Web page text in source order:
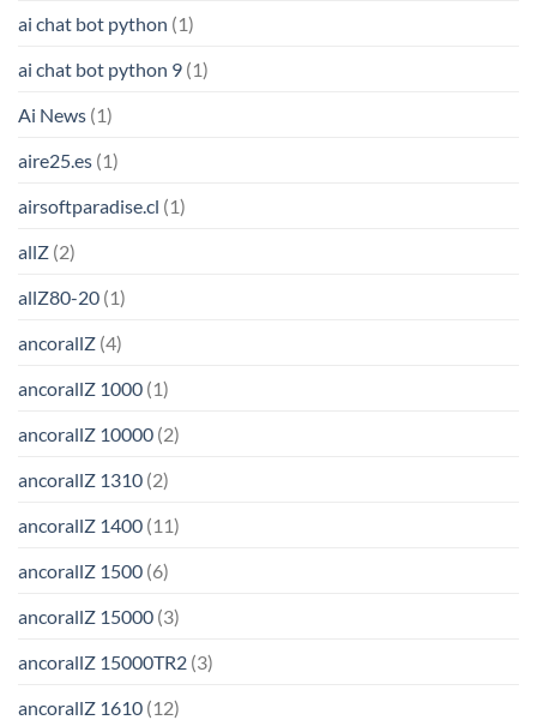
ai chat bot python (1)
ai chat bot python 9 (1)
Ai News (1)
aire25.es (1)
airsoftparadise.cl (1)
allZ (2)
allZ80-20 (1)
ancorallZ (4)
ancorallZ 1000 (1)
ancorallZ 10000 (2)
ancorallZ 1310 (2)
ancorallZ 1400 (11)
ancorallZ 1500 (6)
ancorallZ 15000 (3)
ancorallZ 15000TR2 (3)
ancorallZ 1610 (12)